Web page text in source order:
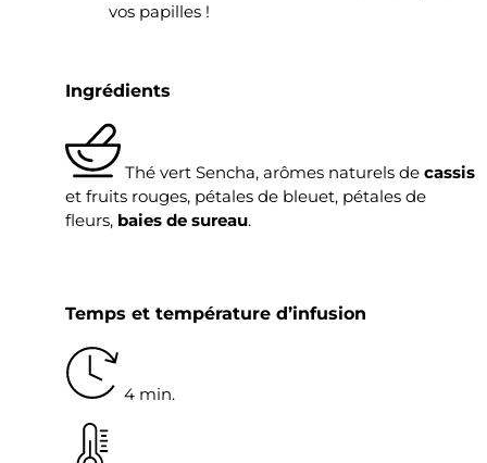
vos papilles !
Ingrédients
Thé vert Sencha, arômes naturels de cassis
et fruits rouges, pétales de bleuet, pétales de
fleurs, baies de sureau.
Temps et température d’infusion
4 min.